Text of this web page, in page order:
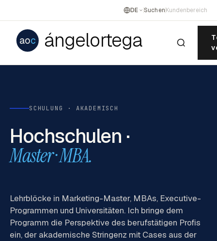
DE SuchenKundenbereich
aoc ángelortega
SCHULUNG · AKADEMISCH
Hochschulen ·
Master · MBA.
Lehrblöcke in Marketing-Master, MBAs, Executive-
Programmen und Universitäten. Ich bringe dem
Programm die Perspektive des berufstätigen Profis
ein, der akademische Stringenz mit Cases aus der